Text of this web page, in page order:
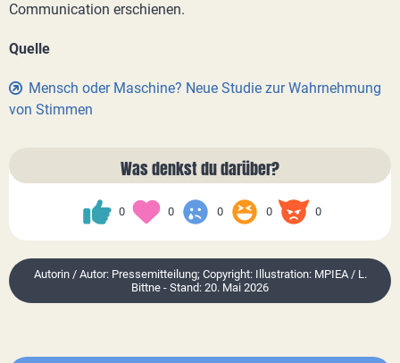
Communication erschienen.
Quelle
Mensch oder Maschine? Neue Studie zur Wahrnehmung
von Stimmen
Was denkst du darüber?
0 0 0 0 0
Autorin / Autor: Pressemitteilung; Copyright: Illustration: MPIEA / L.
Bittne - Stand: 20. Mai 2026